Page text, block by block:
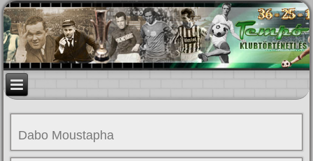
Dabo Moustapha